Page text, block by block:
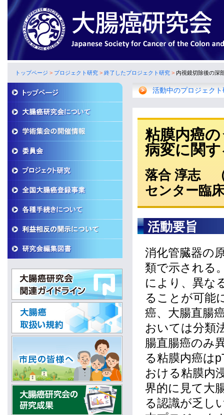
トップページ > プロジェクト研究 > 終了したプロジェクト研究 > 内視鏡切除後の深
活動中のプロジェクト
粘膜内癌
病変に関
落合 淳志
センター臨
活動要旨
消化管臓器の
類で示される
により、異な
ることが可能
癌、大腸直腸
おいては分類
腸直腸癌のみ
る粘膜内癌は
おける粘膜内
界的に見て大
る認識が乏し